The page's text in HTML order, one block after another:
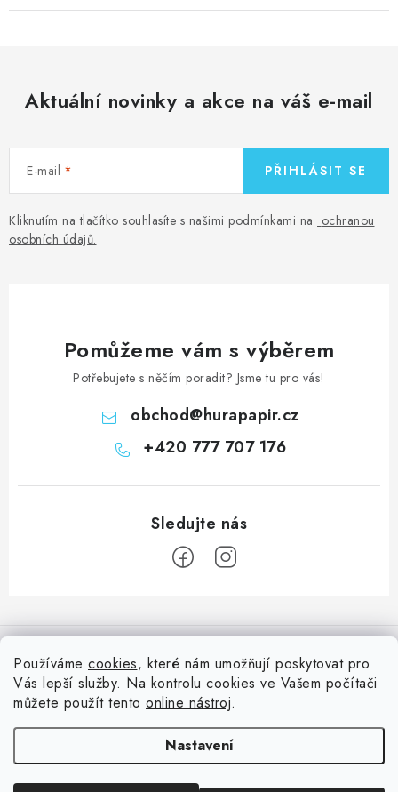
Používáme cookies, které nám umožňují poskytovat pro
Vás lepší služby. Na kontrolu cookies ve Vašem počítači
můžete použít tento online nástroj.
Nastavení
Aktuální novinky a akce na váš e-mail
E-mail
Kliknutím na tlačítko souhlasíte s našimi podmínkami na ochranou
osobních údajů.
PŘIHLÁSIT SE
Pomůžeme vám s výběrem
Potřebujete s něčím poradit? Jsme tu pro vás!
obchod@hurapapir.cz
+420 777 707 176
á
Doprava
Oblíbené ♥️
Nepřehlédněte
Blog s nápady a návody
Slovník pojmů, české návody